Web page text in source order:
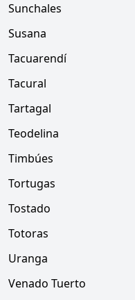
Sunchales
Susana
Tacuarendí
Tacural
Tartagal
Teodelina
Timbúes
Tortugas
Tostado
Totoras
Uranga
Venado Tuerto